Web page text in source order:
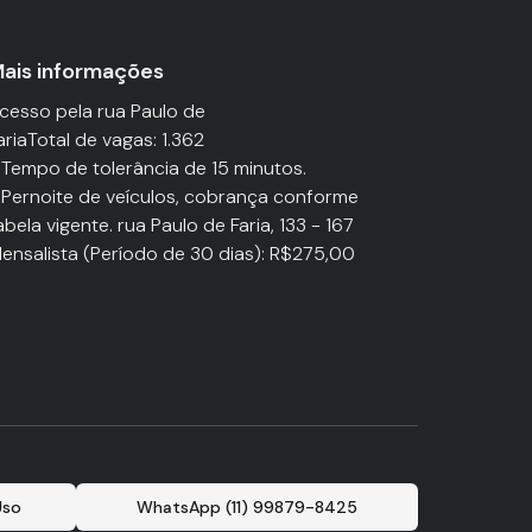
informações
pela rua Paulo de
de vagas: 1.362
de tolerância de 15 minutos.
de veículos, cobrança conforme
vigente. rua Paulo de Faria, 133 - 167
(Período de 30 dias): R$275,00
WhatsApp (11) 99879-8425